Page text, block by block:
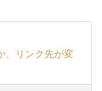
、リンク先が変